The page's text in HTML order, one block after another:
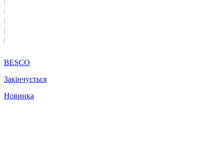
BESCO
Закінчується
Новинка